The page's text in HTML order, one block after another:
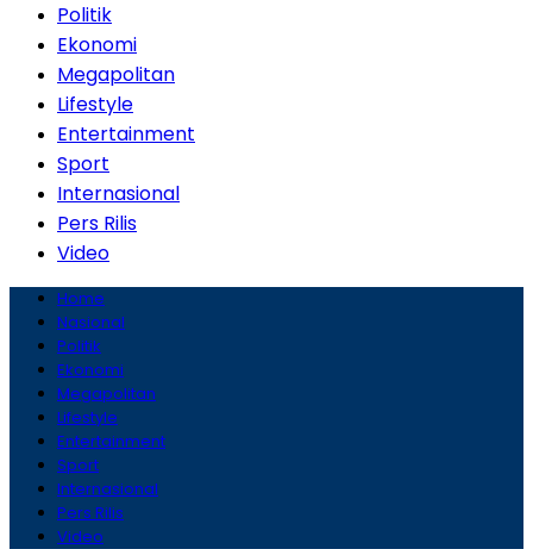
Politik
Ekonomi
Megapolitan
Lifestyle
Entertainment
Sport
Internasional
Pers Rilis
Video
Home
Nasional
Politik
Ekonomi
Megapolitan
Lifestyle
Entertainment
Sport
Internasional
Pers Rilis
Video